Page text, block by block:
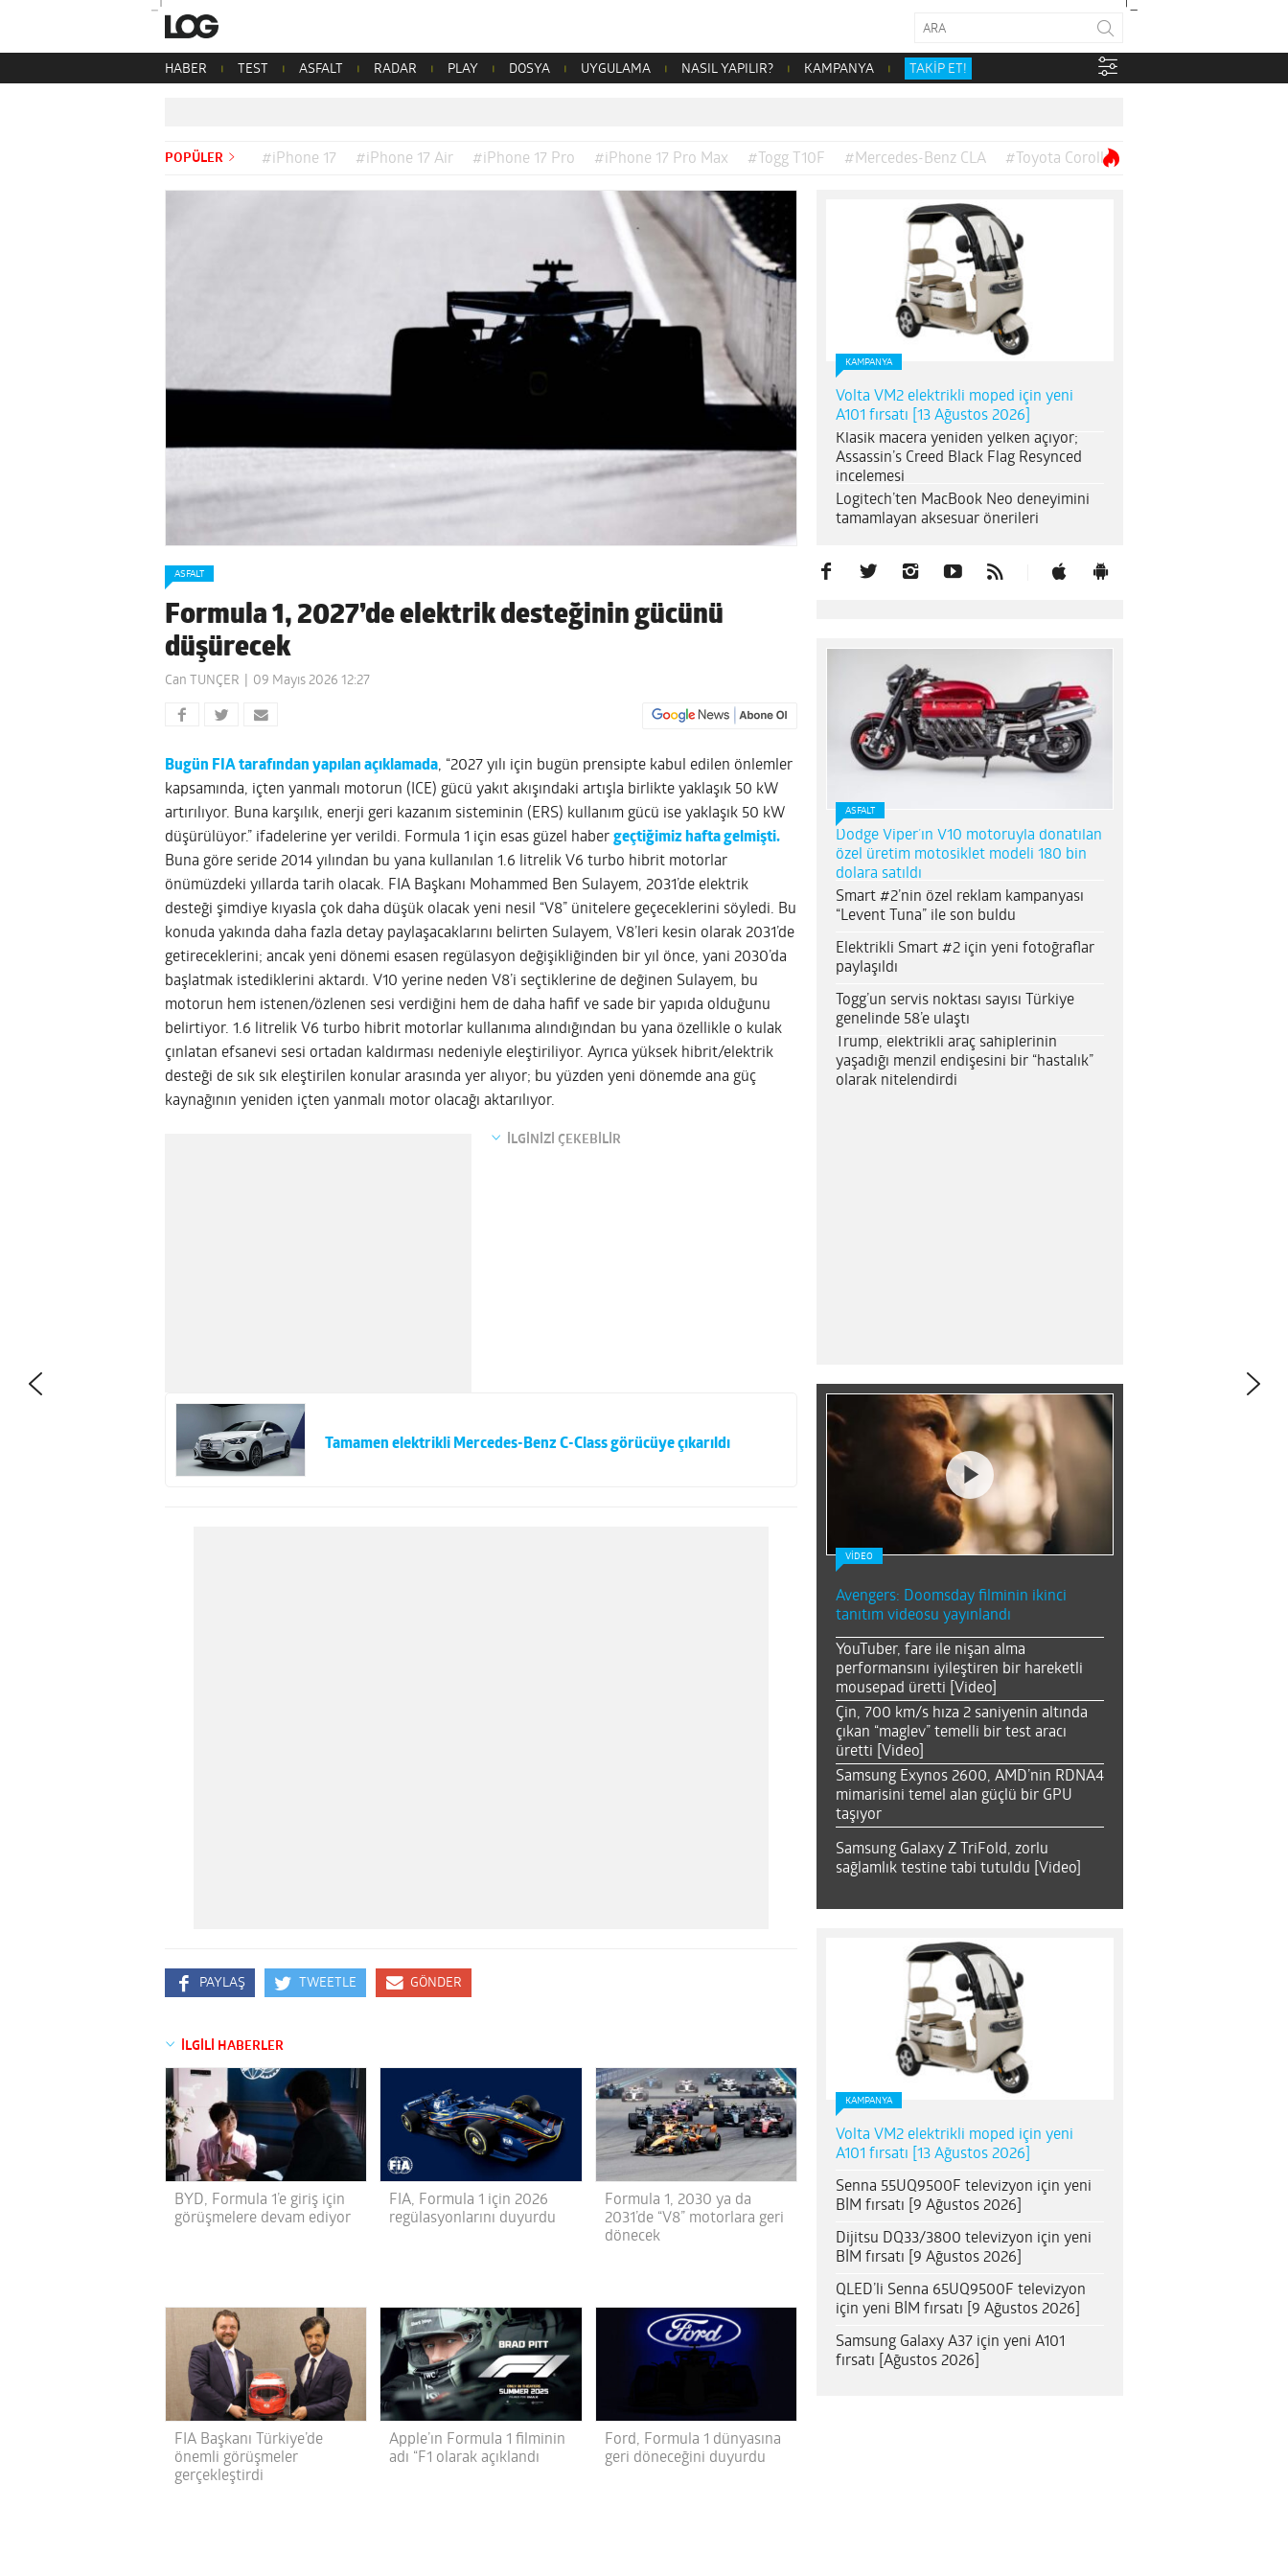
HABER TEST ASFALT RADAR PLAY DOSYA UYGULAMA NASIL YAPILIR? KAMPANYA TAKİP ET!
POPÜLER #iPhone 17 #iPhone 17 Air #iPhone 17 Pro #iPhone 17 Pro Max #Togg T10F #Mercedes-Benz CLA #Toyota Corolla
ASFALT
Formula 1, 2027’de elektrik desteğinin gücünü
düşürecek
Can TUNÇER 09 Mayıs 2026 12:27
Bugün FIA tarafından yapılan açıklamada, “2027 yılı için bugün prensipte kabul edilen önlemler
kapsamında, içten yanmalı motorun (ICE) gücü yakıt akışındaki artışla birlikte yaklaşık 50 kW
artırılıyor. Buna karşılık, enerji geri kazanım sisteminin (ERS) kullanım gücü ise yaklaşık 50 kW
düşürülüyor.” ifadelerine yer verildi. Formula 1 için esas güzel haber geçtiğimiz hafta gelmişti.
Buna göre seride 2014 yılından bu yana kullanılan 1.6 litrelik V6 turbo hibrit motorlar
önümüzdeki yıllarda tarih olacak. FIA Başkanı Mohammed Ben Sulayem, 2031’de elektrik
desteği şimdiye kıyasla çok daha düşük olacak yeni nesil “V8” ünitelere geçeceklerini söyledi. Bu
konuda yakında daha fazla detay paylaşacaklarını belirten Sulayem, V8’leri kesin olarak 2031’de
getireceklerini; ancak yeni dönemi esasen regülasyon değişikliğinden bir yıl önce, yani 2030’da
başlatmak istediklerini aktardı. V10 yerine neden V8’i seçtiklerine de değinen Sulayem, bu
motorun hem istenen/özlenen sesi verdiğini hem de daha hafif ve sade bir yapıda olduğunu
belirtiyor. 1.6 litrelik V6 turbo hibrit motorlar kullanıma alındığından bu yana özellikle o kulak
çınlatan efsanevi sesi ortadan kaldırması nedeniyle eleştiriliyor. Ayrıca yüksek hibrit/elektrik
desteği de sık sık eleştirilen konular arasında yer alıyor; bu yüzden yeni dönemde ana güç
kaynağının yeniden içten yanmalı motor olacağı aktarılıyor.
İLGİNİZİ ÇEKEBİLİR
Tamamen elektrikli Mercedes-Benz C-Class görücüye çıkarıldı
PAYLAŞ TWEETLE GÖNDER
İLGİLİ HABERLER
BYD, Formula 1’e giriş için
görüşmelere devam ediyor
FIA, Formula 1 için 2026
regülasyonlarını duyurdu
Formula 1, 2030 ya da
2031’de “V8” motorlara geri
dönecek
FIA Başkanı Türkiye’de
önemli görüşmeler
gerçekleştirdi
Apple’ın Formula 1 filminin
adı “F1 olarak açıklandı
Ford, Formula 1 dünyasına
geri döneceğini duyurdu
KAMPANYA
Volta VM2 elektrikli moped için yeni
A101 fırsatı [13 Ağustos 2026]
Klasik macera yeniden yelken açıyor;
Assassin’s Creed Black Flag Resynced
incelemesi
Logitech’ten MacBook Neo deneyimini
tamamlayan aksesuar önerileri
ASFALT
Dodge Viper’ın V10 motoruyla donatılan
özel üretim motosiklet modeli 180 bin
dolara satıldı
Smart #2’nin özel reklam kampanyası
“Levent Tuna” ile son buldu
Elektrikli Smart #2 için yeni fotoğraflar
paylaşıldı
Togg’un servis noktası sayısı Türkiye
genelinde 58’e ulaştı
Trump, elektrikli araç sahiplerinin
yaşadığı menzil endişesini bir “hastalık”
olarak nitelendirdi
VİDEO
Avengers: Doomsday filminin ikinci
tanıtım videosu yayınlandı
YouTuber, fare ile nişan alma
performansını iyileştiren bir hareketli
mousepad üretti [Video]
Çin, 700 km/s hıza 2 saniyenin altında
çıkan “maglev” temelli bir test aracı
üretti [Video]
Samsung Exynos 2600, AMD’nin RDNA4
mimarisini temel alan güçlü bir GPU
taşıyor
Samsung Galaxy Z TriFold, zorlu
sağlamlık testine tabi tutuldu [Video]
KAMPANYA
Volta VM2 elektrikli moped için yeni
A101 fırsatı [13 Ağustos 2026]
Senna 55UQ9500F televizyon için yeni
BİM fırsatı [9 Ağustos 2026]
Dijitsu DQ33/3800 televizyon için yeni
BİM fırsatı [9 Ağustos 2026]
QLED’li Senna 65UQ9500F televizyon
için yeni BİM fırsatı [9 Ağustos 2026]
Samsung Galaxy A37 için yeni A101
fırsatı [Ağustos 2026]